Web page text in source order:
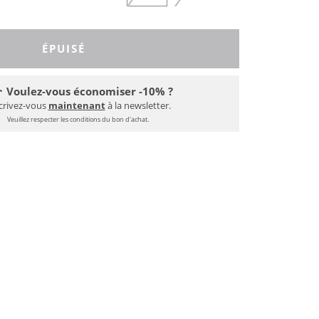
ÉPUISÉ
Voulez-vous économiser -10% ?
vous maintenantà la newsletter.
Veuillez respecter les conditions du bon d'achat.